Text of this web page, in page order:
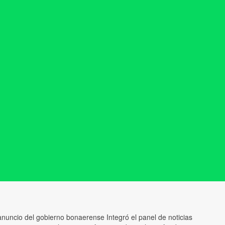
del gobierno bonaerense Integró el panel de noticias